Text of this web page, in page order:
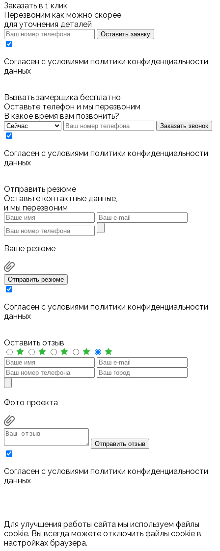
Заказать в 1 клик
Перезвоним как можно скорее
для уточнения деталей
Оставить заявку
Cогласен с условиями политики конфиденциальности
данных
Вызвать замерщика бесплатно
Оставьте телефон и мы перезвоним
В какое время вам позвонить?
Заказать звонок
Cогласен с условиями политики конфиденциальности
данных
Отправить резюме
Оставьте контактные данные,
и мы перезвоним
Ваше резюме
Отправить резюме
Cогласен с условиями политики конфиденциальности
данных
Оставить отзыв
Фото проекта
Отправить отзыв
Cогласен с условиями политики конфиденциальности
данных
Для улучшения работы сайта мы используем файлы
cookie. Вы всегда можете отключить файлы cookie в
настройках браузера.